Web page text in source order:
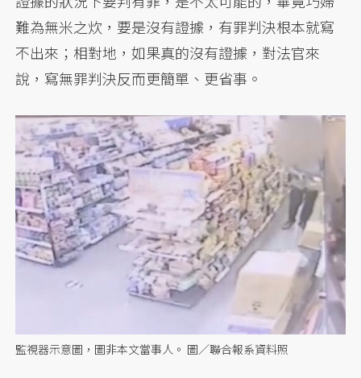
難為無米之炊，要是沒有證據，有罪判決根本就寫
不出來；相對地，如果真的沒有證據，對法官來
說，寫無罪判決反而更簡單、更省事。
監視器示意圖，圖非本文當事人。 圖／聯合報系資料照